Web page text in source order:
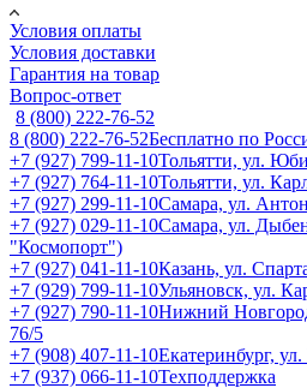
Условия оплаты
Условия доставки
Гарантия на товар
Вопрос-ответ
8 (800) 222-76-52
8 (800) 222-76-52Бесплатно по
+7 (927) 799-11-10Тольятти, ул.
+7 (927) 764-11-10Тольятти, ул.
+7 (927) 299-11-10Самара, ул.
+7 (927) 029-11-10Самара, ул.
"Космопорт")
+7 (927) 041-11-10Казань, ул.
+7 (929) 799-11-10Ульяновск, ул.
+7 (927) 790-11-10Нижний
76/5
+7 (908) 407-11-10Екатеринбург,
+7 (937) 066-11-10Техподдержка